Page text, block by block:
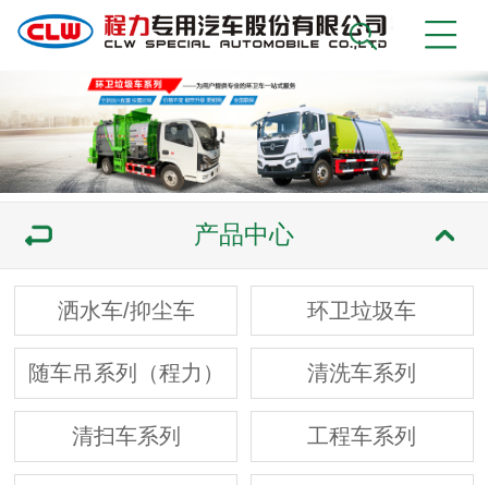
产品中心
洒水车/抑尘车 环卫垃圾车
随车吊系列（程力） 清洗车系列
清扫车系列 工程车系列